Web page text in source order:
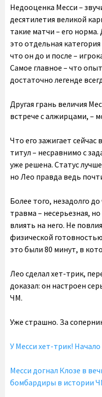
Недооценка Месси –
десятилетия великой
такие матчи – его
это отдельная
что он до и после –
Самое главное – что
достаточно легенде
Другая грань величия
встрече с алжирцами, –
Что его зажигает
титул – несравнимо с
уже решена. Статус
но Лео правда ведь
Более того, незадолго
травма – несерьезная,
влиять на него. Не
физической
это были 80 минут, в
Лео сделал хет-трик,
доказал: он настроен
ЧМ.
Уже страшно. За
У Месси хет-трик!
Месси догнал Клозе в
бомбардиры в истории